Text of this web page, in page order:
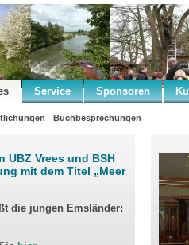
Service Sponsoren
Buchbesprechungen
UBZ Vrees und BSH
mit dem Titel „Meer
die jungen Emsländer: